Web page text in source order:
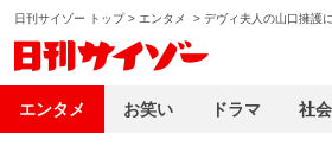
日刊サイゾー トップ> エンタメ > デヴィ夫人の山口擁護
エンタメ お笑い ドラマ 社会